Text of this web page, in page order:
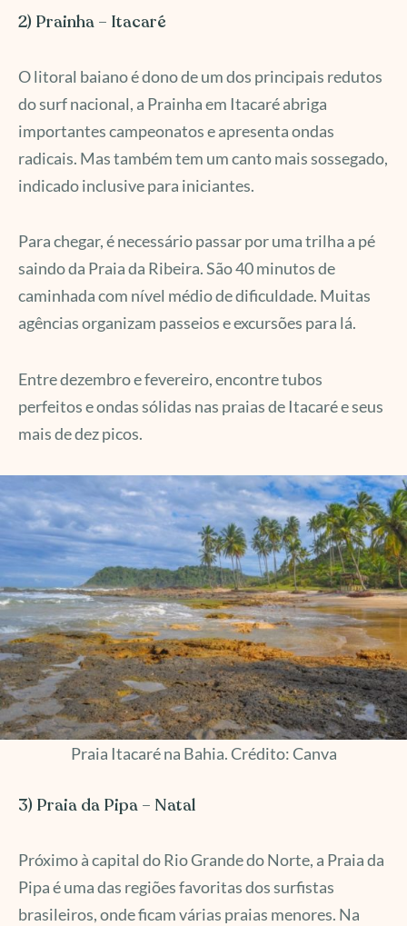
2) Prainha – Itacaré
O litoral baiano é dono de um dos principais redutos
do surf nacional, a Prainha em Itacaré abriga
importantes campeonatos e apresenta ondas
radicais. Mas também tem um canto mais sossegado,
indicado inclusive para iniciantes.
Para chegar, é necessário passar por uma trilha a pé
saindo da Praia da Ribeira. São 40 minutos de
caminhada com nível médio de dificuldade. Muitas
agências organizam passeios e excursões para lá.
Entre dezembro e fevereiro, encontre tubos
perfeitos e ondas sólidas nas praias de Itacaré e seus
mais de dez picos.
Praia Itacaré na Bahia. Crédito: Canva
3) Praia da Pipa – Natal
Próximo à capital do Rio Grande do Norte, a Praia da
Pipa é uma das regiões favoritas dos surfistas
brasileiros, onde ficam várias praias menores. Na